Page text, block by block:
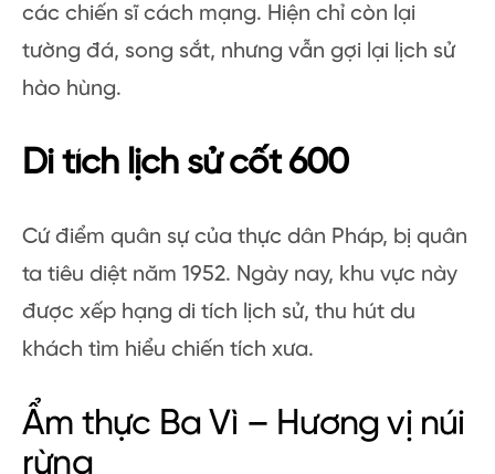
các chiến sĩ cách mạng. Hiện chỉ còn lại
tường đá, song sắt, nhưng vẫn gợi lại lịch sử
hào hùng.
Di tích lịch sử cốt 600
Cứ điểm quân sự của thực dân Pháp, bị quân
ta tiêu diệt năm 1952. Ngày nay, khu vực này
được xếp hạng di tích lịch sử, thu hút du
khách tìm hiểu chiến tích xưa.
Ẩm thực Ba Vì – Hương vị núi
rừng